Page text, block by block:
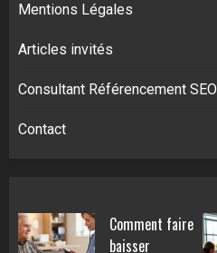
Mentions Légales
Articles invités
Consultant Référencement SEO
Contact
Comment faire
baisser